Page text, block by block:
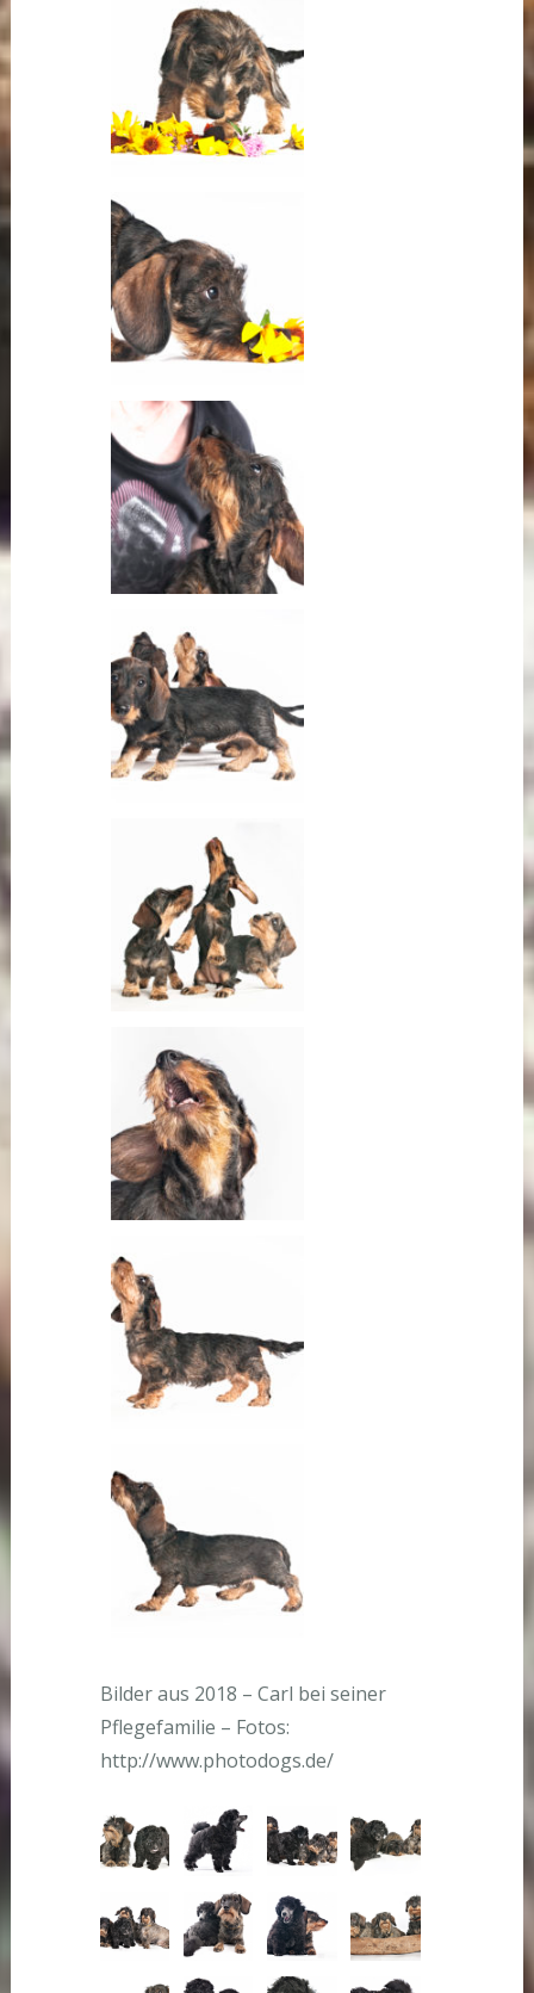
Bilder aus 2018 – Carl bei seiner
Pflegefamilie – Fotos:
http://www.photodogs.de/